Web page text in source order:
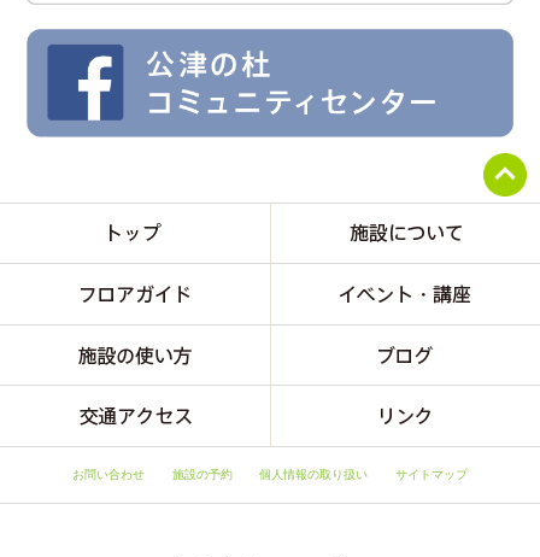
お問い合わせ 施設の予約 個人情報の取り扱い サイトマップ